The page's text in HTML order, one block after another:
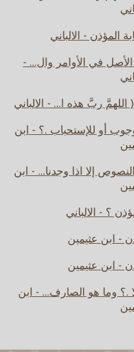
المؤذن - الالباني
في الأوامر وال... -
ربَّ هذه ا... - الالباني
أو للإستحباب .؟ - ابن
إلا اذا وجدنا... - ابن
؟ - الالباني
- ابن عثيمين
- ابن عثيمين
.؟ وما هو الصارف... - ابن